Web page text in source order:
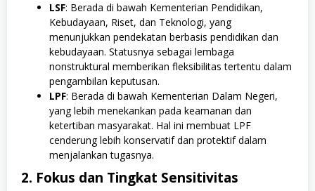
LSF: Berada di bawah Kementerian Pendidikan,
Kebudayaan, Riset, dan Teknologi, yang
menunjukkan pendekatan berbasis pendidikan dan
kebudayaan. Statusnya sebagai lembaga
nonstruktural memberikan fleksibilitas tertentu dalam
pengambilan keputusan.
LPF: Berada di bawah Kementerian Dalam Negeri,
yang lebih menekankan pada keamanan dan
ketertiban masyarakat. Hal ini membuat LPF
cenderung lebih konservatif dan protektif dalam
menjalankan tugasnya.
2. Fokus dan Tingkat Sensitivitas